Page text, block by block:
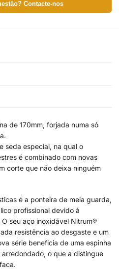
Contacte-nos
de 170mm, forjada numa só
seda especial, na qual o
é combinado com novas
corte que não deixa ninguém
é a ponteira de meia guarda,
profissional devido à
seu aço inoxidável Nitrum®
resistência ao desgaste e um
série beneficia de uma espinha
o que a distingue